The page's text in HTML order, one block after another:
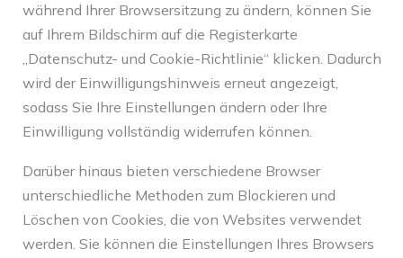
während Ihrer Browsersitzung zu ändern, können Sie
auf Ihrem Bildschirm auf die Registerkarte
„Datenschutz- und Cookie-Richtlinie“ klicken. Dadurch
wird der Einwilligungshinweis erneut angezeigt,
sodass Sie Ihre Einstellungen ändern oder Ihre
Einwilligung vollständig widerrufen können.
Darüber hinaus bieten verschiedene Browser
unterschiedliche Methoden zum Blockieren und
Löschen von Cookies, die von Websites verwendet
werden. Sie können die Einstellungen Ihres Browsers